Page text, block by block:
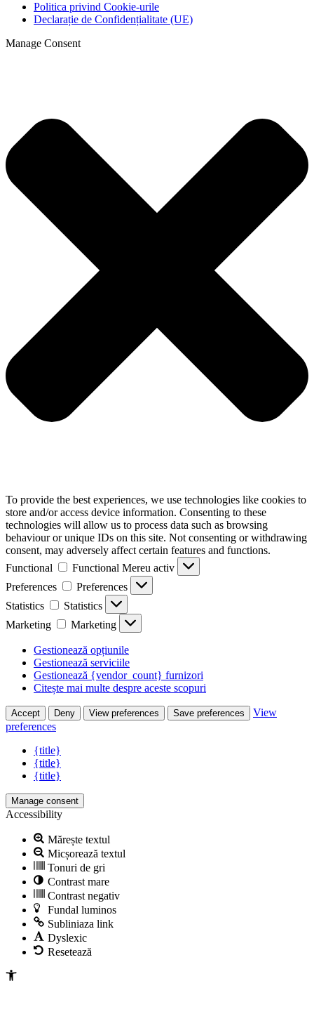
Politica privind Cookie-urile
Declarație de Confidențialitate (UE)
Manage Consent
To provide the best experiences, we use technologies like cookies to
store and/or access device information. Consenting to these
technologies will allow us to process data such as browsing
behaviour or unique IDs on this site. Not consenting or withdrawing
consent, may adversely affect certain features and functions.
Functional
Functional Mereu activ
Preferences
Preferences
Statistics
Statistics
Marketing
Marketing
Gestionează opțiunile
Gestionează serviciile
Gestionează {vendor_count} furnizori
Citește mai multe despre aceste scopuri
Accept Deny View preferences Save preferences
View
preferences
{title}
{title}
{title}
Manage consent
Accessibility
Mărește textul
Micșorează textul
Tonuri de gri
Contrast mare
Contrast negativ
Fundal luminos
Subliniaza link
Dyslexic
Resetează